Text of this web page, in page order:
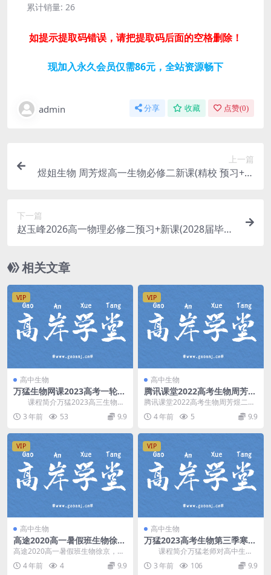
累计销量: 26
如提示提取码错误，请把提取码后面的空格删除！
现加入永久会员仅需86元，全站资源畅下
admin 分享 收藏 点赞(0)
上一篇
煜姐生物 周芳煜高一生物必修二新课(精校 预习+正
下一篇
赵玉峰2026高一物理必修二预习+新课(2028届毕
相关文章
VIP
高中生物
万猛生物网课2023高考一轮下
册秋季讲课视频 百度网盘
课程简介万猛2023高三生物一
轮复习下册秋季课程，对高中生物
必修二遗传新的传...
3 年前 53 9.9
VIP
高中生物
腾讯课堂2022高考生物周芳煜
二轮复习模块三：信息题 百度
网盘分享下载
腾讯课堂2022高考生物周芳煜二轮
复习模块三：信息题课程，百度网
盘高考生物复习课...
4 年前 5 9.9
VIP
高中生物
高途2020高一暑假班生物徐京
（完结）（23.6G高清视频）
百度网盘分享
高途2020高一暑假班生物徐京，完
结版百度网盘高中生物课程23.6G
高清视频。资...
4 年前 4 9.9
VIP
高中生物
万猛2023高考生物第三季寒假
班视频学习资料(12节)百度网
盘
课程简介万猛老师对高中生物
选修部分 探究实验以及遗传实验进
行讲解，属于202...
3 年前 106 9.9